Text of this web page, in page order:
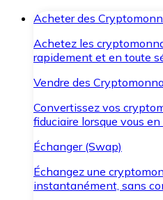
Acheter des
Achetez les
rapidement et en toute
Vendre des
Convertissez vos
fiduciaire lorsque vous
Échanger (Swap)
Échangez une
instantanément, sans